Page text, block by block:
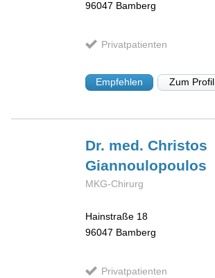
96047 Bamberg
Privatpatienten
Empfehlen Zum Profil
Dr. med. Christos
Giannoulopoulos
MKG-Chirurg
Hainstraße 18
96047 Bamberg
Privatpatienten